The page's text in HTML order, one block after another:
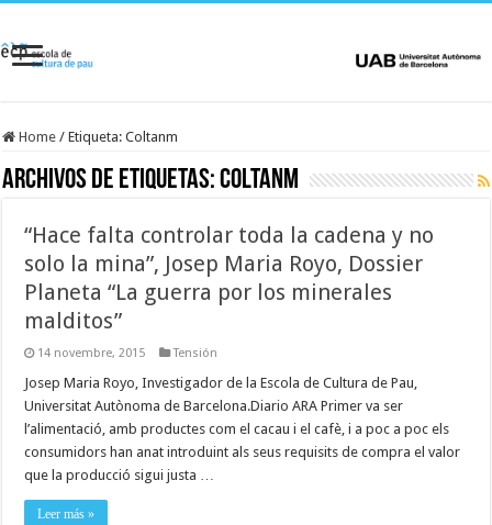
Home / Etiqueta:Coltanm
Archivos de etiquetas:Coltanm
“Hace falta controlar toda la cadena y no
solo la mina”, Josep Maria Royo, Dossier
Planeta “La guerra por los minerales
malditos”
14 novembre, 2015 Tensión
Josep Maria Royo, Investigador de la Escola de Cultura de Pau,
Universitat Autònoma de Barcelona.Diario ARA Primer va ser
l’alimentació, amb productes com el cacau i el cafè, i a poc a poc els
consumidors han anat introduint als seus requisits de compra el valor
que la producció sigui justa …
Leer más »